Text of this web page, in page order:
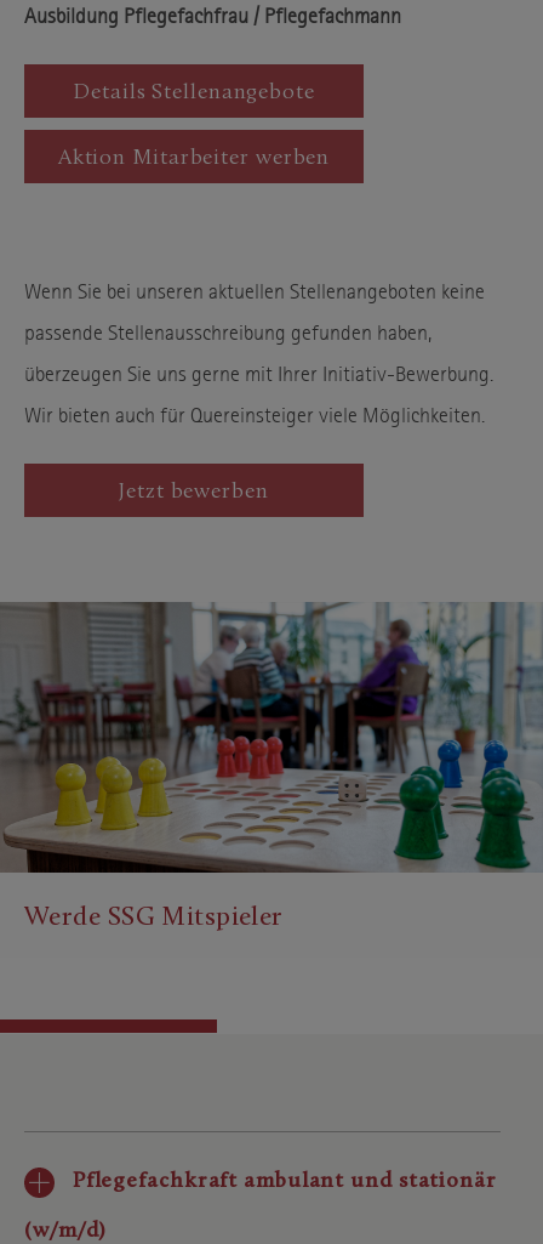
Ausbildung Pflegefachfrau / Pflegefachmann
Details Stellenangebote
Aktion Mitarbeiter werben
Wenn Sie bei unseren aktuellen Stellenangeboten keine
passende Stellenausschreibung gefunden haben,
überzeugen Sie uns gerne mit Ihrer Initiativ-Bewerbung.
Wir bieten auch für Quereinsteiger viele Möglichkeiten.
Jetzt bewerben
Werde SSG Mitspieler
Pflegefachkraft ambulant und stationär
(w/m/d)